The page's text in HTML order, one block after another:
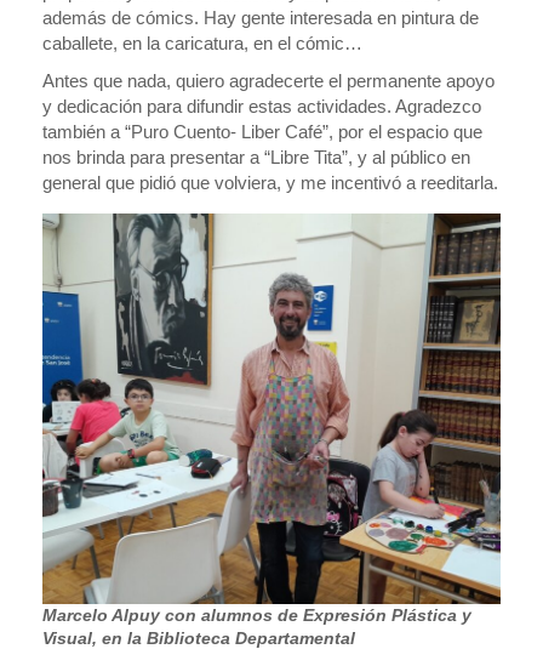
además de cómics. Hay gente interesada en pintura de
caballete, en la caricatura, en el cómic…
Antes que nada, quiero agradecerte el permanente apoyo
y dedicación para difundir estas actividades. Agradezco
también a “Puro Cuento- Liber Café”, por el espacio que
nos brinda para presentar a “Libre Tita”, y al público en
general que pidió que volviera, y me incentivó a reeditarla.
Marcelo Alpuy con alumnos de Expresión Plástica y
Visual, en la Biblioteca Departamental